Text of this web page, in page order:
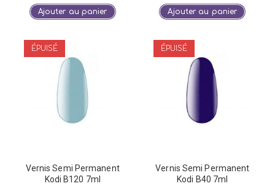
Ajouter au panier Ajouter au panier
ÉPUISÉ
Vernis Semi Permanent
Kodi B120 7ml
ÉPUISÉ
Vernis Semi Permanent
Kodi B40 7ml